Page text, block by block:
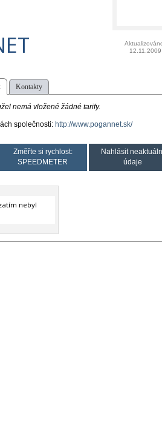
12.11.2009
Kontakty
nemá vložené žádné tarify.
společnosti: http://www.pogannet.sk/
Změřte si rychlost:
SPEEDMETER
Nahlásit
údaje
nebyl